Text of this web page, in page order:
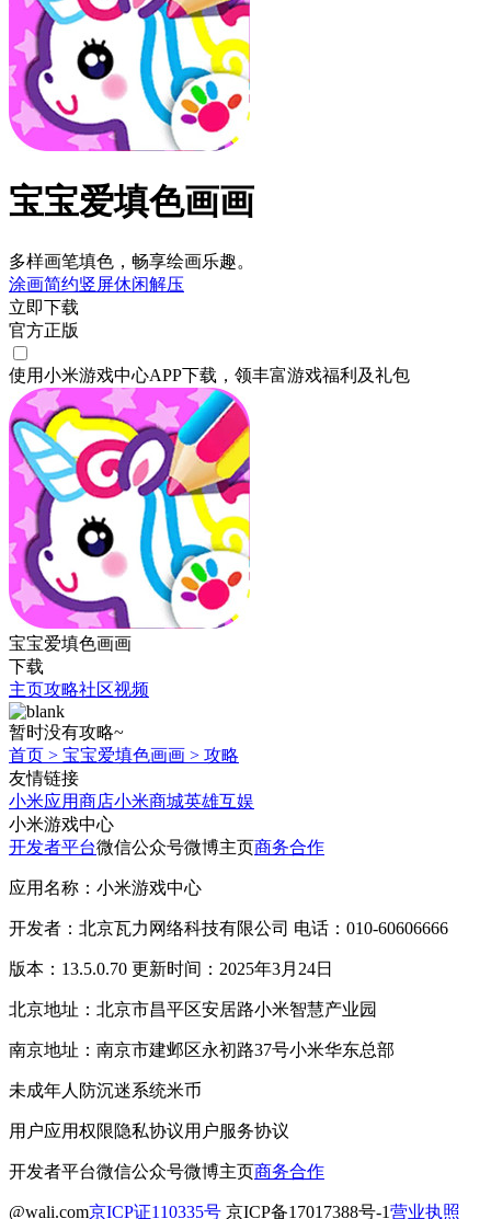
宝宝爱填色画画
多样画笔填色，畅享绘画乐趣。
涂画简约竖屏休闲解压
立即下载
官方正版
使用小米游戏中心APP下载 ，领丰富游戏福利 及礼包
宝宝爱填色画画
下载
主页攻略社区视频
暂时没有攻略~
首页 > 宝宝爱填色画画 > 攻略
友情链接
小米应用商店小米商城英雄互娱
小米游戏中心
开发者平台微信公众号微博主页商务合作
应用名称：小米游戏中心
开发者：北京瓦力网络科技有限公司 电话：010-60606666
版本：13.5.0.70 更新时间：2025年3月24日
北京地址：北京市昌平区安居路小米智慧产业园
南京地址：南京市建邺区永初路37号小米华东总部
未成年人防沉迷系统米币
用户应用权限隐私协议用户服务协议
开发者平台微信公众号微博主页商务合作
@wali.com京ICP证110335号 京ICP备17017388号-1营业执照